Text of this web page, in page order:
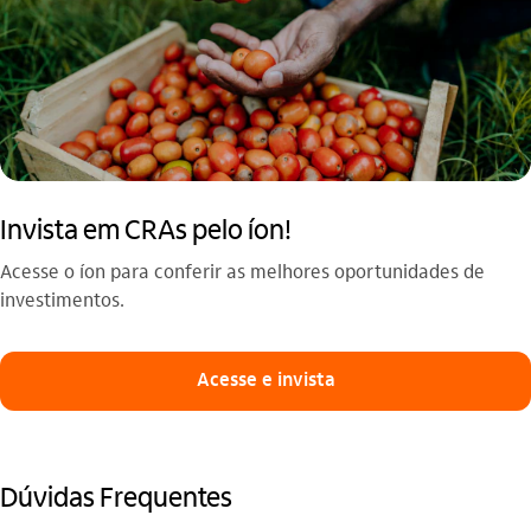
Invista em CRAs pelo íon!​
Acesse o íon para conferir as melhores oportunidades de
investimentos.
Acesse e invista
Dúvidas Frequentes